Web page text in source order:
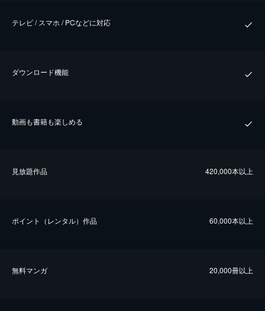
テレビ / スマホ / PCなどに対応
ダウンロード機能
動画も書籍も楽しめる
⾒放題作品 420,000本以上
ポイント（レンタル）作品 60,000本以上
無料マンガ 20,000冊以上